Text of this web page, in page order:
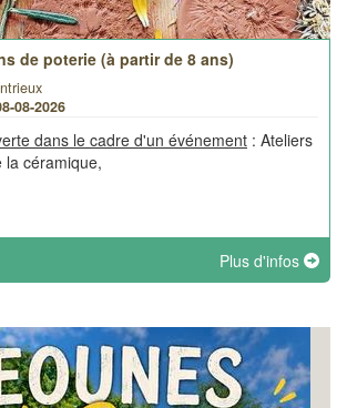
de poterie (à partir de 8 ans)
08-2026
dans le cadre d'un événement : Ateliers
la céramique,
Plus d'infos